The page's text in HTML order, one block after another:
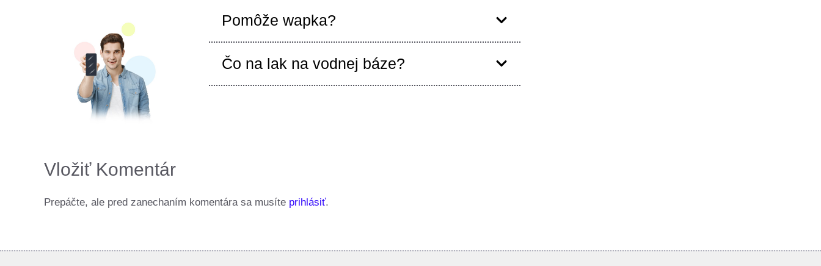
Pomôže wapka?
Čo na lak na vodnej báze?
Vložiť Komentár
Prepáčte, ale pred zanechaním komentára sa musíte prihlásiť.